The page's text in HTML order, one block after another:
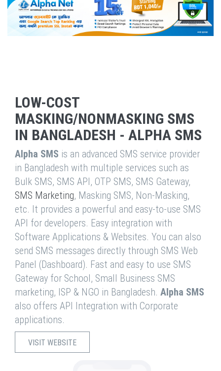
LOW-COST
MASKING/NONMASKING SMS
IN BANGLADESH - ALPHA SMS
Alpha SMS is an advanced SMS service provider
in Bangladesh with multiple services such as
Bulk SMS, SMS API, OTP SMS, SMS Gateway,
SMS Marketing, Masking SMS, Non-Masking,
etc. It provides a powerful and easy-to-use SMS
API for developers. Easy integration with
Software Applications & Websites. You can also
send SMS messages directly through SMS Web
Panel (Dashboard). Fast and easy to use SMS
Gateway for School, Small Business SMS
marketing, ISP & NGO in Bangladesh. Alpha SMS
also offers API Integration with Corporate
applications.
VISIT WEBSITE